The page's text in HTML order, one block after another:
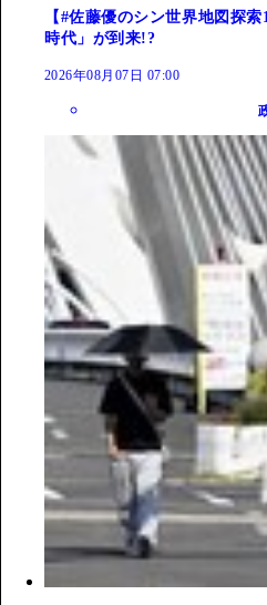
【#佐藤優のシン世界地図探
時代」が到来!?
2026年08月07日 07:00